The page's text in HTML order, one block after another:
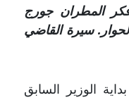
فكر المطران جورج
سيرة القاضي
الوزير السابق